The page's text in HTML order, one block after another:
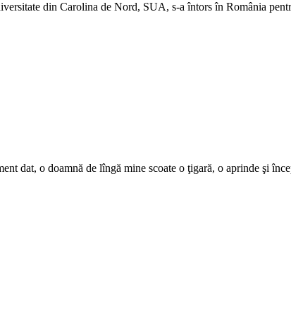
din Carolina de Nord, SUA, s-a întors în România
dat, o doamnă de lîngă mine scoate o ţigară, o aprinde şi